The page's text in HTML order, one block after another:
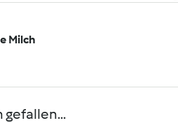
Milch
gefallen...